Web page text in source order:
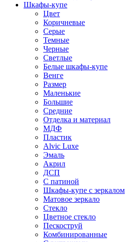
Шкафы-купе
Цвет
Коричневые
Серые
Темные
Черные
Светлые
Белые шкафы-купе
Венге
Размер
Маленькие
Большие
Средние
Отделка и материал
МДФ
Пластик
Alvic Luxe
Эмаль
Акрил
ДСП
С патиной
Шкафы-купе с зеркалом
Матовое зеркало
Стекло
Цветное стекло
Пескоструй
Комбинированные